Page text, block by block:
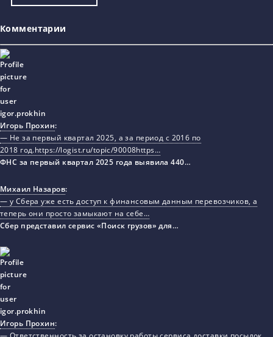
Комментарии
Игорь Прохин:
— Не за первый квартал 2025, а за период с 2016 по
2018 год.https://logist.ru/topic/90008https…
ФНС за первый квартал 2025 года выявила 440…
Михаил Назаров:
— у Сбера уже есть доступ к финансовым данным перевозчиков, а
теперь они просто замыкают на себе…
Сбер представил сервис «Поиск грузов» для…
Игорь Прохин: